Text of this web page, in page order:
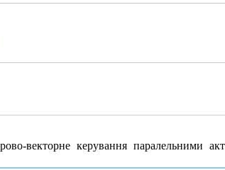
керування паралельними